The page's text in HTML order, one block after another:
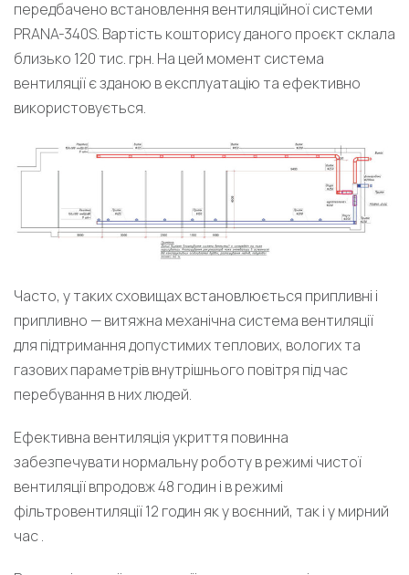
передбачено встановлення вентиляційної системи
PRANA-340S. Вартість кошторису даного проєкт склала
близько 120 тис. грн. На цей момент система
вентиляції є зданою в експлуатацію та ефективно
використовується.
Часто, у таких сховищах встановлюється припливні і
припливно — витяжна механічна система вентиляції
для підтримання допустимих теплових, вологих та
газових параметрів внутрішнього повітря під час
перебування в них людей.
Ефективна вентиляція укриття повинна
забезпечувати нормальну роботу в режимі чистої
вентиляції впродовж 48 годин і в режимі
фільтровентиляції 12 годин як у воєнний, так і у мирний
час .